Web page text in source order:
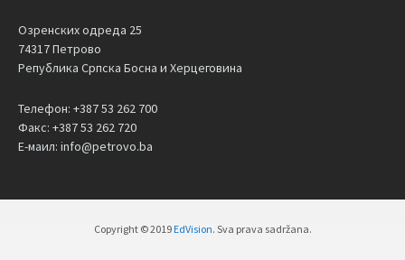
Озренских одреда 25
74317 Петрово
Република Српска Босна и Херцеговина
Телефон: +387 53 262 700
Факс: +387 53 262 720
Е-маил: info@petrovo.ba
Copyright © 2019 EdVision. Sva prava sadržana.